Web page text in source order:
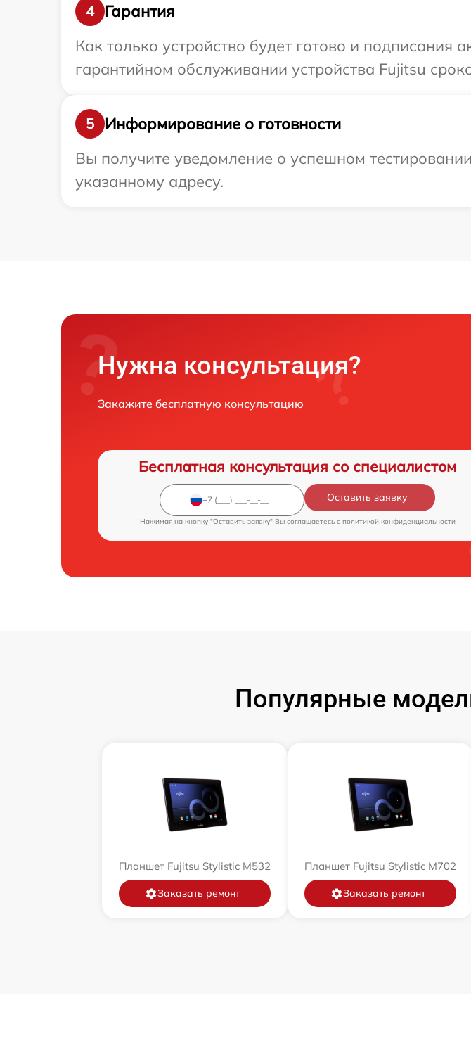
4
Гарантия
Как только устройство будет готово и
гарантийном обслуживании устройства Fujitsu
5
Информирование о готовности
Вы получите уведомление о успешном
указанному адресу.
Нужна консультация?
Закажите бесплатную консультацию
Бесплатная консультация со специалистом
Оставить заявку
Нажимая на кнопку "Оставить заявку" Вы соглашаетесь c политикой конфиденциальности
Популярные
Планшет Fujitsu Stylistic M532
Заказать ремонт
Планшет Fujitsu Stylistic M702
Заказать ремонт